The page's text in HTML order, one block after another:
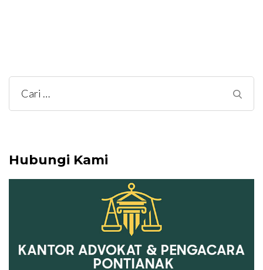
Cari
untuk:
Hubungi Kami